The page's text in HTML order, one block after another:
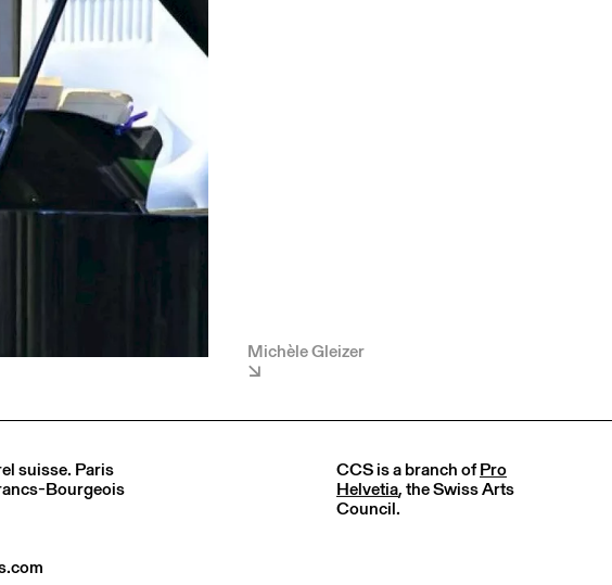
Michèle Gleizer
suisse. Paris
Bourgeois
CCS is a branch ofPro
Helvetia, the Swiss Arts
Council.